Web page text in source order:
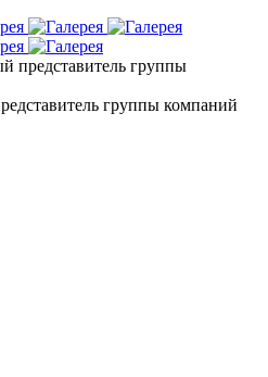
группы компаний